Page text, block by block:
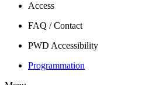
Access
FAQ / Contact
PWD Accessibility
Programmation